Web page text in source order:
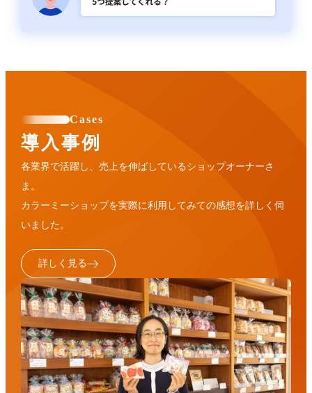
Cases
導入事例
各業界で活躍し、売上を伸ばしているショップオーナーさ
ま。
カラーミーショップを実際に利用してみての感想を詳しく伺
いました。
詳しく見る